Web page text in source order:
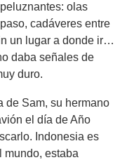
olas
cadáveres entre
un lugar a donde ir…
daba señales de
duro.
de Sam, su hermano
el día de Año
Indonesia es
mundo, estaba